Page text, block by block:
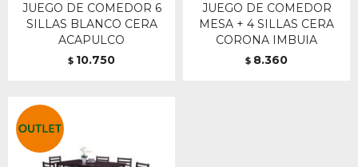
JUEGO DE COMEDOR 6
SILLAS BLANCO CERA
ACAPULCO
$ 10.750
JUEGO DE COMEDOR
MESA + 4 SILLAS CERA
CORONA IMBUIA
$ 8.360